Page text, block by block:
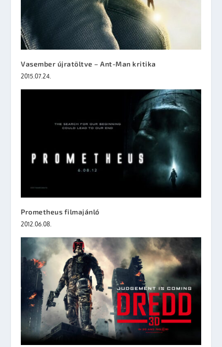
Vasember újratöltve – Ant-Man kritika
2015.07.24.
Prometheus filmajánló
2012.06.08.